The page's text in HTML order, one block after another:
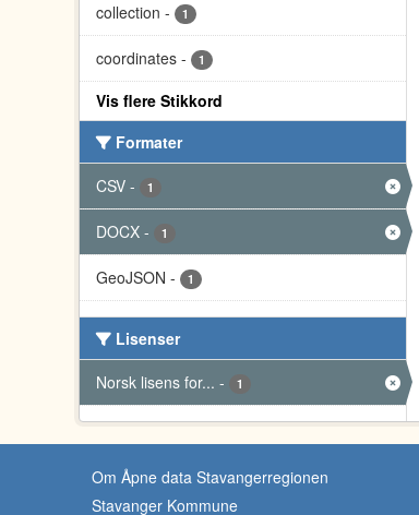
collection - 1
coordinates - 1
Vis flere Stikkord
Formater
CSV - 1
DOCX - 1
GeoJSON - 1
Lisenser
Norsk lisens for... - 1
Om Åpne data Stavangerregionen
Stavanger Kommune